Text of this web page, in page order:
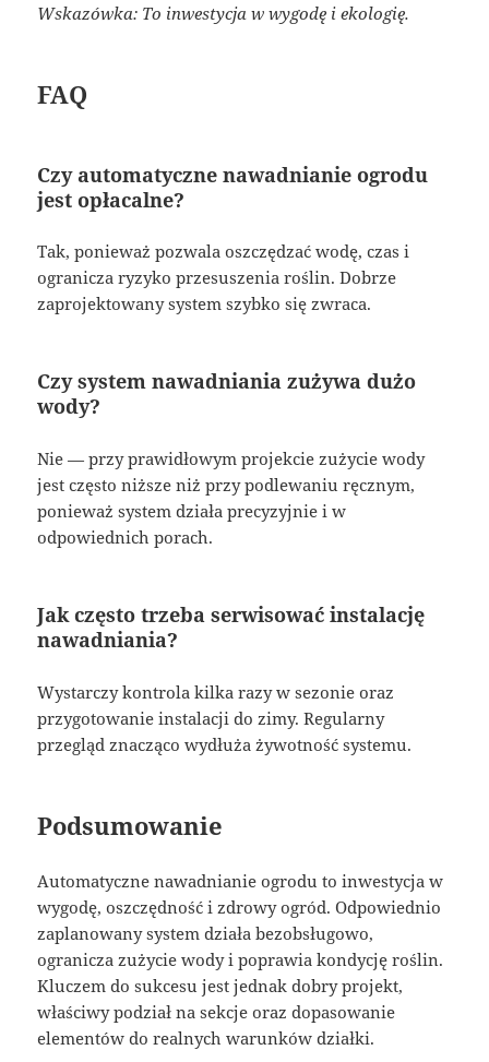
Wskazówka: To inwestycja w wygodę i ekologię.
FAQ
Czy automatyczne nawadnianie ogrodu
jest opłacalne?
Tak, ponieważ pozwala oszczędzać wodę, czas i
ogranicza ryzyko przesuszenia roślin. Dobrze
zaprojektowany system szybko się zwraca.
Czy system nawadniania zużywa dużo
wody?
Nie — przy prawidłowym projekcie zużycie wody
jest często niższe niż przy podlewaniu ręcznym,
ponieważ system działa precyzyjnie i w
odpowiednich porach.
Jak często trzeba serwisować instalację
nawadniania?
Wystarczy kontrola kilka razy w sezonie oraz
przygotowanie instalacji do zimy. Regularny
przegląd znacząco wydłuża żywotność systemu.
Podsumowanie
Automatyczne nawadnianie ogrodu to inwestycja w
wygodę, oszczędność i zdrowy ogród. Odpowiednio
zaplanowany system działa bezobsługowo,
ogranicza zużycie wody i poprawia kondycję roślin.
Kluczem do sukcesu jest jednak dobry projekt,
właściwy podział na sekcje oraz dopasowanie
elementów do realnych warunków działki.